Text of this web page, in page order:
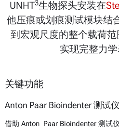
UNHT3生物探头安装在
他压痕或划痕测试模块结
到宏观尺度的整个载荷
实现完整力
关键功能
Anton Paar Bioindenter 测试
借助 Anton Paar Bioindenter 测试